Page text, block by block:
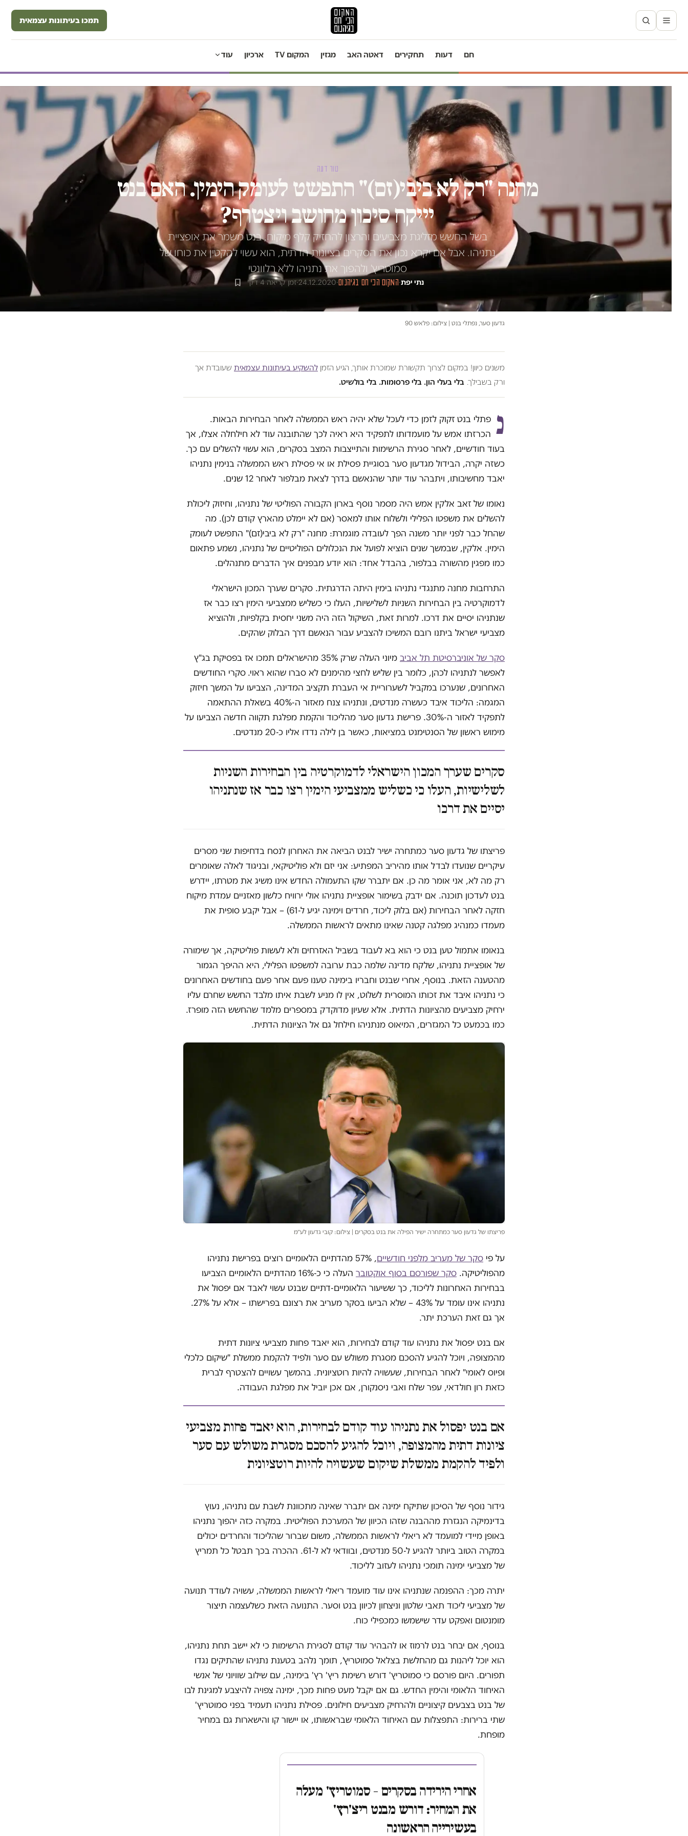
תמכו בעיתונות עצמאית
חם דעות תחקירים דאטה האב מגזין המקום TV ארכיון עוד
טור דעה
מחנה "רק לא ביבי(זם)" התפשט לעומק הימין. האם בנט
יייקח סיכון מחושב ויצטרף?
בשל החשש מזליגת מצביעים והרצון להחזיק קלף מיקוח, בנט משמר את אופציית
נתניהו. אבל אם יקרא נכון את הסקרים בציונות הדתית, הוא עשוי להקטין את כוחו של
סמוטריץ' ולהפוך את נתניהו ללא רלוונטי
נתי יפת·המקום הכי חם בגיהנום·
24.12.2020
·זמן קריאה 4 דק׳
גדעון סער, נפתלי בנט | צילום: פלאש 90
משנים כיוון! במקום לצרוך תקשורת שמוכרת אותך, הגיע הזמן להשקיע בעיתונות עצמאית שעובדת אך
ורק בשבילך. בלי בעלי הון. בלי פרסומות. בלי בולשיט.
נ פתלי בנט זקוק לזמן כדי לעכל שלא יהיה ראש הממשלה לאחר הבחירות הבאות.
הכרזתו אמש על מועמדותו לתפקיד היא ראיה לכך שהתובנה עוד לא חילחלה אצלו, אך
בעוד חודשיים, לאחר סגירת הרשימות והתייצבות המצב בסקרים, הוא עשוי להשלים עם כך.
כשזה יקרה, הבידול מגדעון סער בסוגיית פסילת או אי פסילת ראש הממשלה בנימין נתניהו
יאבד מחשיבותו, ויתבהר עוד יותר שהנאשם בדרך לצאת מבלפור לאחר 12 שנים.
נאומו של זאב אלקין אמש היה מסמר נוסף בארון הקבורה הפוליטי של נתניהו, וחיזוק ליכולת
להשלים את משפטו הפלילי ולשלוח אותו למאסר (אם לא יימלט מהארץ קודם לכן). מה
שהחל כבר לפני יותר משנה הפך לעובדה מוגמרת: מחנה "רק לא ביבי(זם)" התפשט לעומק
הימין. אלקין, שבמשך שנים הוציא לפועל את הנכלולים הפוליטיים של נתניהו, נשמע פתאום
כמו מפגין מהשורה בבלפור, בהבדל אחד: הוא יודע מבפנים איך הדברים מתנהלים.
התרחבות מחנה מתנגדי נתניהו בימין היתה הדרגתית. סקרים שערך המכון הישראלי
לדמוקרטיה בין הבחירות השניות לשלישיות, העלו כי כשליש ממצביעי הימין רצו כבר אז
שנתניהו יסיים את דרכו. למרות זאת, השיקול הזה היה משני יחסית בקלפיות, ולהוציא
מצביעי ישראל ביתנו רובם המשיכו להצביע עבור הנאשם דרך הבלוק שהקים.
סקר של אוניברסיטת תל אביב
מיוני העלה שרק 35% מהישראלים תמכו אז בפסיקת בג"ץ
לאפשר לנתניהו לכהן, כלומר בין שליש לחצי מהימנים לא סברו שהוא ראוי. סקרי החודשים
האחרונים, שנערכו במקביל לשערוריית אי העברת תקציב המדינה, הצביעו על המשך חיזוק
המגמה: הליכוד איבד כעשרה מנדטים, ונתניהו צנח מאזור ה-40% בשאלת ההתאמה
לתפקיד לאזור ה-30%. פרישת גדעון סער מהליכוד והקמת מפלגת תקווה חדשה הצביעו על
מימוש ראשון של הסנטימנט במציאות, כאשר בן לילה נדדו אליו כ-20 מנדטים.
סקרים שערך המכון הישראלי לדמוקרטיה בין הבחירות השניות
לשלישיות, העלו כי כשליש ממצביעי הימין רצו כבר אז שנתניהו
יסיים את דרכו
פריצתו של גדעון סער כמתחרה ישיר לבנט הביאה את האחרון לנסח בדחיפות שני מסרים
עיקריים שנועדו לבדל אותו מהיריב המפתיע: אני יזם ולא פוליטיקאי, ובניגוד לאלה שאומרים
רק מה לא, אני אומר מה כן. אם יתברר שקו התעמולה החדש אינו משיג את מטרתו, יידרש
בנט לעדכון תוכנה. אם ידבק בשימור אופציית נתניהו אולי ירוויח כלשון מאזניים עמדת מיקוח
חזקה לאחר הבחירות (אם בלוק ליכוד, חרדים וימינה יגיע ל-61) – אבל יקבע סופית את
מעמדו כמנהיג מפלגה קטנה שאינו מתאים לראשות הממשלה.
בנאומו אתמול טען בנט כי הוא בא לעבוד בשביל האזרחים ולא לעשות פוליטיקה, אך שימורה
של אופציית נתניהו, שלקח מדינה שלמה כבת ערובה למשפטו הפלילי, היא ההיפך הגמור
מהטענה הזאת. בנוסף, אחרי שבנט וחבריו בימינה טענו פעם אחר פעם בחודשים האחרונים
כי נתניהו איבד את זכותו המוסרית לשלוט, אין לו מניע לשבת איתו מלבד החשש שחרם עליו
ירחיק מצביעים מהציונות הדתית. אלא שעיון מדוקדק במספרים מלמד שהחשש הזה מופרז.
כמו בכמעט כל המגזרים, המיאוס מנתניהו חילחל גם אל הציונות הדתית.
פריצתו של גדעון סער כמתחרה ישיר הפילה את בנט בסקרים | צילום: קובי גדעון לע״מ
על פי סקר של מעריב מלפני חודשיים
, 57% מהדתיים הלאומיים רוצים בפרישת נתניהו
מהפוליטיקה. סקר שפורסם בסוף אוקטובר
העלה כי כ-16% מהדתיים הלאומיים הצביעו
בבחירות האחרונות לליכוד, כך ששיעור הלאומיים-דתיים שבנט עשוי לאבד אם יפסול את
נתניהו אינו עומד על 43% – שלא הביעו בסקר מעריב את רצונם בפרישתו – אלא על 27%.
אך גם זאת הערכת יתר.
אם בנט יפסול את נתניהו עוד קודם לבחירות, הוא יאבד פחות מצביעי ציונות דתית
מהמצופה, ויוכל להגיע להסכם מסגרת משולש עם סער ולפיד להקמת ממשלת "שיקום כלכלי
ופיוס לאומי" לאחר הבחירות, שעשויה להיות רוטציונית. בהמשך עשויים להצטרף לברית
כזאת רון חולדאי, עפר שלח ואבי ניסנקורן, אם אכן יוביל את מפלגת העבודה.
אם בנט יפסול את נתניהו עוד קודם לבחירות, הוא יאבד פחות מצביעי
ציונות דתית מהמצופה, ויוכל להגיע להסכם מסגרת משולש עם סער
ולפיד להקמת ממשלת שיקום שעשויה להיות רוטציונית
גידור נוסף של הסיכון שתיקח ימינה אם יתברר שאינה מתכוונת לשבת עם נתניהו, נעוץ
בדינמיקה הנגזרת מההבנה שזהו הכיוון של המערכת הפוליטית. במקרה כזה יהפוך נתניהו
באופן מיידי למועמד לא ריאלי לראשות הממשלה, משום שברור שהליכוד והחרדים יכולים
במקרה הטוב ביותר להגיע ל-50 מנדטים, ובוודאי לא ל-61. ההכרה בכך תבטל כל תמריץ
של מצביעי ימינה תומכי נתניהו לעזוב לליכוד.
יתרה מכך: ההפנמה שנתניהו אינו עוד מועמד ריאלי לראשות הממשלה, עשויה לעודד תנועה
של מצביעי ליכוד תאבי שלטון וניצחון לכיוון בנט וסער. התנועה הזאת כשלעצמה תיצור
מומנטום ואפקט עדר שישמשו כמכפילי כוח.
בנוסף, אם יבחר בנט לרמוז או להבהיר עוד קודם לסגירת הרשימות כי לא יישב תחת נתניהו,
הוא יוכל ליהנות גם מהחלשת בצלאל סמוטריץ', תומך נלהב בטענת נתניהו שהתיקים נגדו
תפורים. היום פורסם כי סמוטריץ' דורש רשימת ריץ' רץ' בימינה, עם שילוב שוויוני של אנשי
האיחוד הלאומי והימין החדש. גם אם יקבל מעט פחות מכך, ימינה צפויה להיצבע למגינת לבו
של בנט בצבעים קיצוניים ולהרחיק מצביעים חילונים. פסילת נתניהו תעמיד בפני סמוטריץ'
שתי ברירות: התפצלות עם האיחוד הלאומי שבראשותו, או יישור קו והישארות גם במחיר
מופחת.
אחרי הירידה בסקרים – סמוטריץ' מעלה
את המחיר: דורש מבנט ריצ'רץ'
בעשירייה הראשונה